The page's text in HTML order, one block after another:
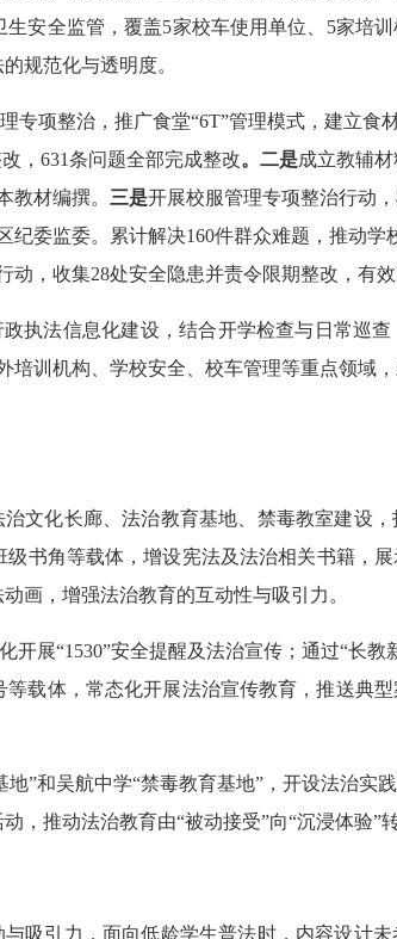
安全监管，覆盖5家校车使用单位、5家培
规范化与透明度。
专项整治，推广食堂“6T”管理模式，建立食
，631条问题全部完成整改。二是成立教辅
教材编撰。 三是开展校服管理专项整治行动
委监委。累计解决160件群众难题，推动学
，收集28处安全隐患并责令限期整改，有效
执法信息化建设，结合开学检查与日常巡查
培训机构、学校安全、校车管理等重点领域
文化长廊、法治教育基地、禁毒教室建设
书角等载体，增设宪法及法治相关书籍，
画，增强法治教育的互动性与吸引力。
开展“1530”安全提醒及法治宣传；通过“长
载体，常态化开展法治宣传教育，推送典
”和吴航中学“禁毒教育基地”，开设法治实
推动法治教育由“被动接受”向“沉浸体验”
吸引力，面向低龄学生普法时，内容设计